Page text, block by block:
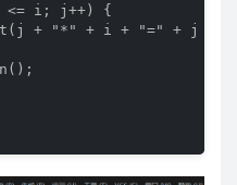
<= i; j++) {
+ "*" + i + "=" + j *